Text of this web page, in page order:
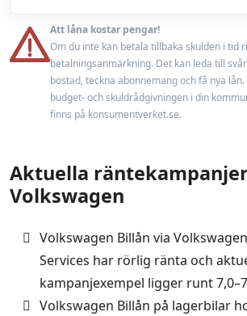
Endast bilhandlare
Låneförsäkring
Miljörabatt
Uppläggningsavgift
Läs mer
Minst 18 år
En fast inkomst från anställning
Att låna kostar pengar!
Om du inte kan betala tillbaka skulden i tid
betalningsanmärkning. Det kan leda till
bostad, teckna abonnemang och få nya
budget- och skuldrådgivningen i din
finns på konsumentverket.se.
Aktuella
Volkswagen
Volkswagen Billån via
Services har rörlig ränta och
kampanjexempel ligger runt
Volkswagen Billån på lagerbilar